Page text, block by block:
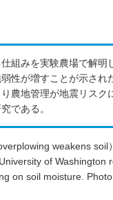
組みを実験農場で解明
性が増すことが示され
農地管理が地震リスク
である。
of Washington
on soil moisture.